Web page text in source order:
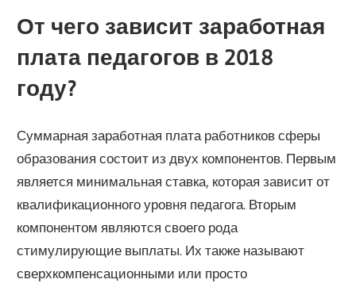
От чего зависит заработная
плата педагогов в 2018
году?
Суммарная заработная плата работников сферы
образования состоит из двух компонентов. Первым
является минимальная ставка, которая зависит от
квалификационного уровня педагога. Вторым
компонентом являются своего рода
стимулирующие выплаты. Их также называют
сверхкомпенсационными или просто